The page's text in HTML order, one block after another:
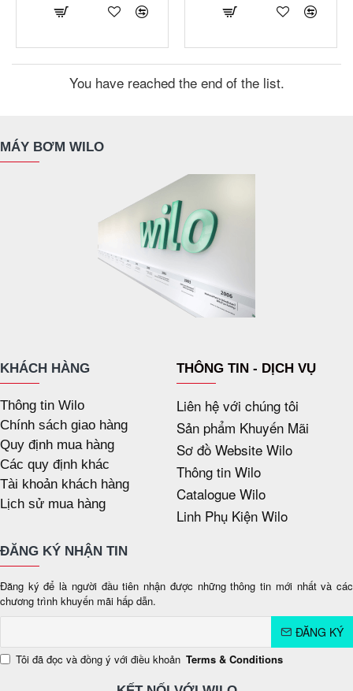
You have reached the end of the list.
MÁY BƠM WILO
KHÁCH HÀNG
Thông tin Wilo
Chính sách giao hàng
Quy định mua hàng
Các quy định khác
Tài khoản khách hàng
Lịch sử mua hàng
THÔNG TIN - DỊCH VỤ
Liên hệ với chúng tôi
Sản phẩm Khuyến Mãi
Sơ đồ Website Wilo
Thông tin Wilo
Catalogue Wilo
Linh Phụ Kiện Wilo
ĐĂNG KÝ NHẬN TIN
Đăng ký để là người đầu tiên nhận được những thông tin mới nhất và các
chương trình khuyến mãi hấp dẫn.
ĐĂNG KÝ
Tôi đã đọc và đồng ý với điều khoản Terms & Conditions